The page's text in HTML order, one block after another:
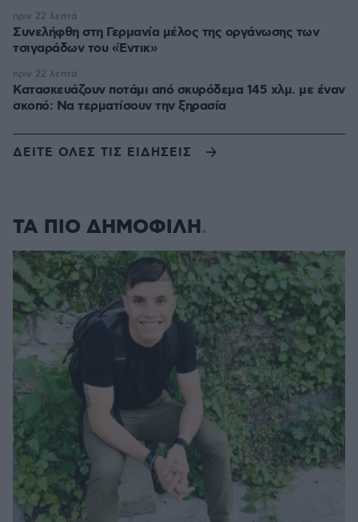
Συνελήφθη στη Γερμανία μέλος της οργάνωσης των
τσιγαράδων του «Έντικ»
πριν 22 λεπτά
Κατασκευάζουν ποτάμι από σκυρόδεμα 145 χλμ. με έναν
σκοπό: Να τερματίσουν την ξηρασία
πριν 22 λεπτά
ΔΕΙΤΕ ΟΛΕΣ ΤΙΣ ΕΙΔΗΣΕΙΣ
ΤΑ ΠΙΟ ΔΗΜΟΦΙΛΗ